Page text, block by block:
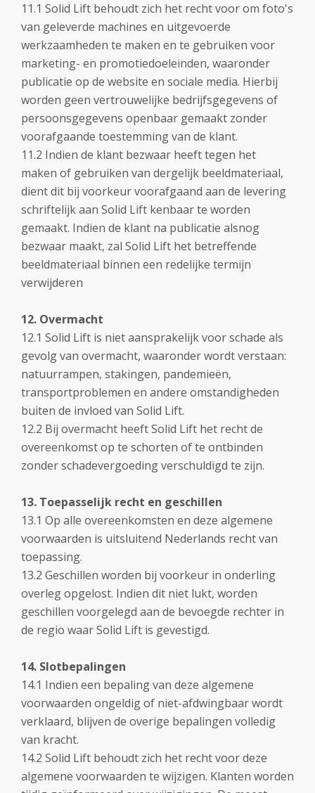
11.1 Solid Lift behoudt zich het recht voor om foto's
van geleverde machines en uitgevoerde
werkzaamheden te maken en te gebruiken voor
marketing- en promotiedoeleinden, waaronder
publicatie op de website en sociale media. Hierbij
worden geen vertrouwelijke bedrijfsgegevens of
persoonsgegevens openbaar gemaakt zonder
voorafgaande toestemming van de klant.
11.2 Indien de klant bezwaar heeft tegen het
maken of gebruiken van dergelijk beeldmateriaal,
dient dit bij voorkeur voorafgaand aan de levering
schriftelijk aan Solid Lift kenbaar te worden
gemaakt. Indien de klant na publicatie alsnog
bezwaar maakt, zal Solid Lift het betreffende
beeldmateriaal binnen een redelijke termijn
verwijderen
12. Overmacht
12.1 Solid Lift is niet aansprakelijk voor schade als
gevolg van overmacht, waaronder wordt verstaan:
natuurrampen, stakingen, pandemieën,
transportproblemen en andere omstandigheden
buiten de invloed van Solid Lift.
12.2 Bij overmacht heeft Solid Lift het recht de
overeenkomst op te schorten of te ontbinden
zonder schadevergoeding verschuldigd te zijn.
13. Toepasselijk recht en geschillen
13.1 Op alle overeenkomsten en deze algemene
voorwaarden is uitsluitend Nederlands recht van
toepassing.
13.2 Geschillen worden bij voorkeur in onderling
overleg opgelost. Indien dit niet lukt, worden
geschillen voorgelegd aan de bevoegde rechter in
de regio waar Solid Lift is gevestigd.
14. Slotbepalingen
14.1 Indien een bepaling van deze algemene
voorwaarden ongeldig of niet-afdwingbaar wordt
verklaard, blijven de overige bepalingen volledig
van kracht.
14.2 Solid Lift behoudt zich het recht voor deze
algemene voorwaarden te wijzigen. Klanten worden